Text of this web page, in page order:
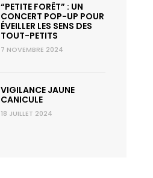
“PETITE FORÊT” : UN
CONCERT POP-UP POUR
ÉVEILLER LES SENS DES
TOUT-PETITS
7 NOVEMBRE 2024
VIGILANCE JAUNE
CANICULE
18 JUILLET 2024